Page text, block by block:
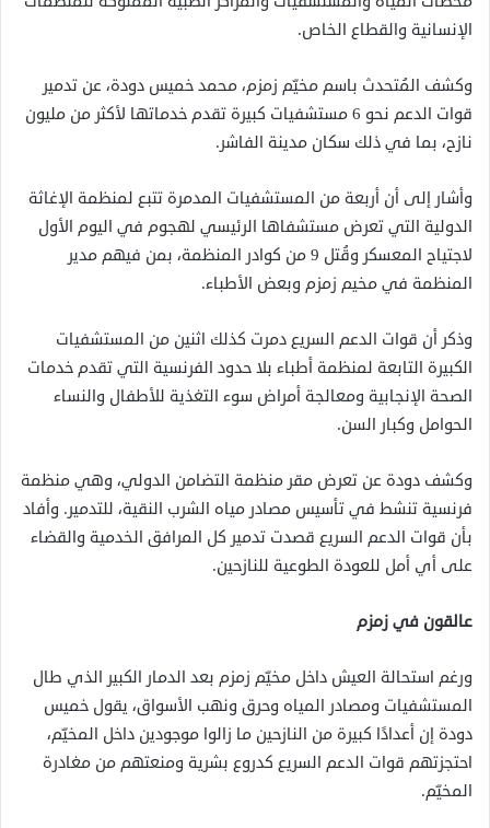
الإنسانية والقطاع الخاص.
وكشف المُتحدث باسم مخيّم زمزم، محمد خميس دودة، عن تدمير
قوات الدعم نحو 6 مستشفيات كبيرة تقدم خدماتها لأكثر من مليون
نازح، بما في ذلك سكان مدينة الفاشر.
وأشار إلى أن أربعة من المستشفيات المدمرة تتبع لمنظمة الإغاثة
الدولية التي تعرض مستشفاها الرئيسي لهجوم في اليوم الأول
لاجتياح المعسكر وقُتل 9 من كوادر المنظمة، بمن فيهم مدير
المنظمة في مخيم زمزم وبعض الأطباء.
وذكر أن قوات الدعم السريع دمرت كذلك اثنين من المستشفيات
الكبيرة التابعة لمنظمة أطباء بلا حدود الفرنسية التي تقدم خدمات
الصحة الإنجابية ومعالجة أمراض سوء التغذية للأطفال والنساء
الحوامل وكبار السن.
وكشف دودة عن تعرض مقر منظمة التضامن الدولي، وهي منظمة
فرنسية تنشط في تأسيس مصادر مياه الشرب النقية، للتدمير. وأفاد
بأن قوات الدعم السريع قصدت تدمير كل المرافق الخدمية والقضاء
على أي أمل للعودة الطوعية للنازحين.
عالقون في زمزم
ورغم استحالة العيش داخل مخيّم زمزم بعد الدمار الكبير الذي طال
المستشفيات ومصادر المياه وحرق ونهب الأسواق، يقول خميس
دودة إن أعدادًا كبيرة من النازحين ما زالوا موجودين داخل المخيّم،
احتجزتهم قوات الدعم السريع كدروع بشرية ومنعتهم من مغادرة
المخيّم.